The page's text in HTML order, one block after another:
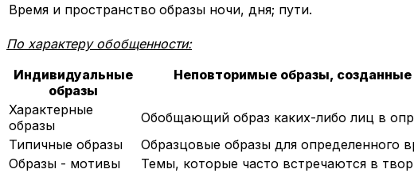
Время и пространство образы ночи, дня; пути.
По характеру обобщенности:
Индивидуальные
образы
Неповторимые образы,
Характерные
образы
Обобщающий образ каких-либо лиц в
Типичные образы
Образцовые образы для определенного
Образы - мотивы
Темы, которые часто встречаются в